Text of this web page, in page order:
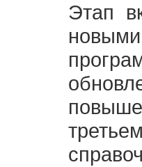
Этап